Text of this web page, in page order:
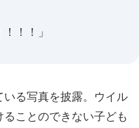
！！」
る写真を披露。ウイル
ことのできない子ども